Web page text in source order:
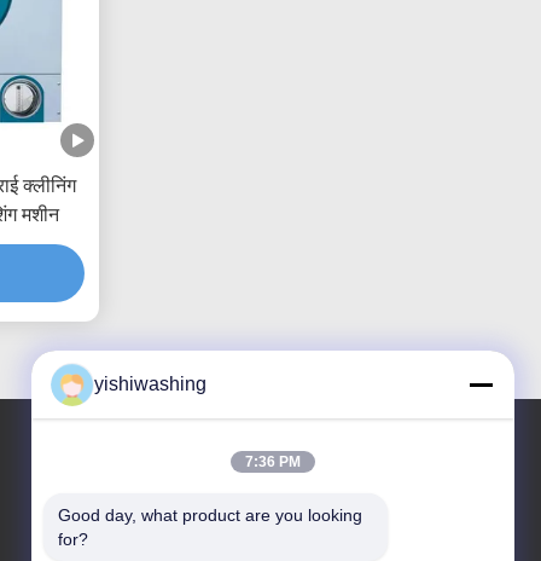
क्लीनिंग
मशीन
हमारा पता
कम्पनी का पता
yishiwashing
7:36 PM
Good day, what product are you looking
for?